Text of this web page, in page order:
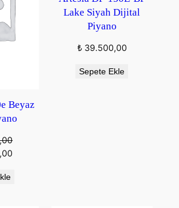
Beyaz
Lake Siyah Dijital
Piyano
₺39.500,00
Sepete Ekle